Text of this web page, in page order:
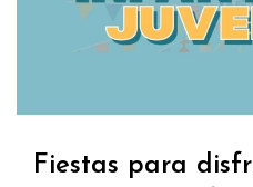
Fiestas para